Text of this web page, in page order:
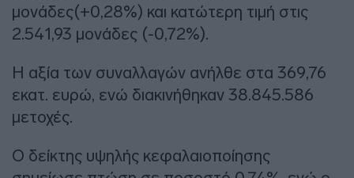
μονάδες(+0,28%) και κατώτερη τιμή στις
2.541,93 μονάδες (-0,72%).
Η αξία των συναλλαγών ανήλθε στα 369,76
εκατ. ευρώ, ενώ διακινήθηκαν 38.845.586
μετοχές.
Ο δείκτης υψηλής κεφαλαιοποίησης